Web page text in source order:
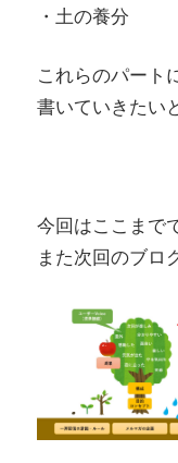
・土の養分
これらのパート
書いていきたい
今回はここまで
また次回のブロ